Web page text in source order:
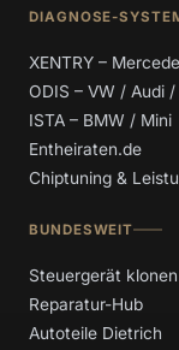
DIAGNOSE-
XENTRY –
ODIS – VW / Audi
ISTA – BMW / Mini
Entheiraten.de
Chiptuning &
BUNDESWEIT
Steuergerät klonen
Reparatur-Hub
Autoteile Dietrich